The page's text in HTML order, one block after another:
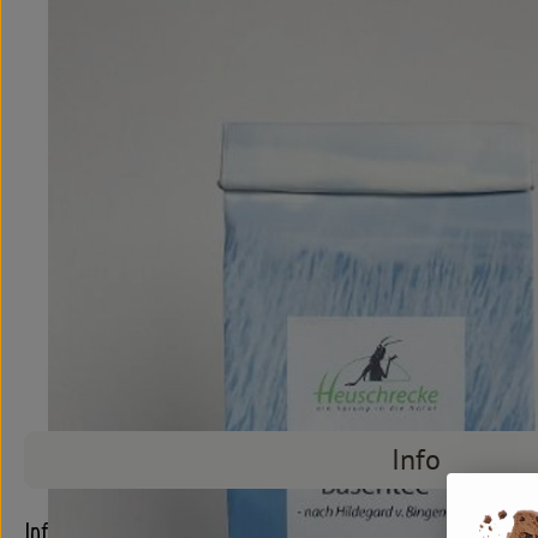
Info